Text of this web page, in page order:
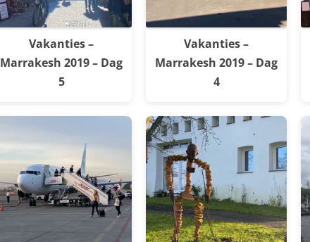
Vakanties –
Marrakesh 2019 – Dag
5
Vakanties –
Marrakesh 2019 – Dag
4